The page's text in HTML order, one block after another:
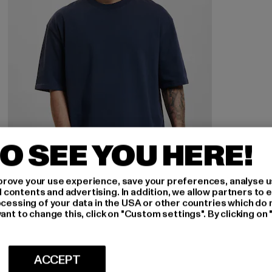
BAZIX REPUBLIQ
Super Heavy Blank
SEE YOU HERE!
your use experience, save your preferences, analyse
and advertising. In addition, we allow partners to
of your data in the USA or other countries which do
to change this, click on "Custom settings". By clicking
ACCEPT